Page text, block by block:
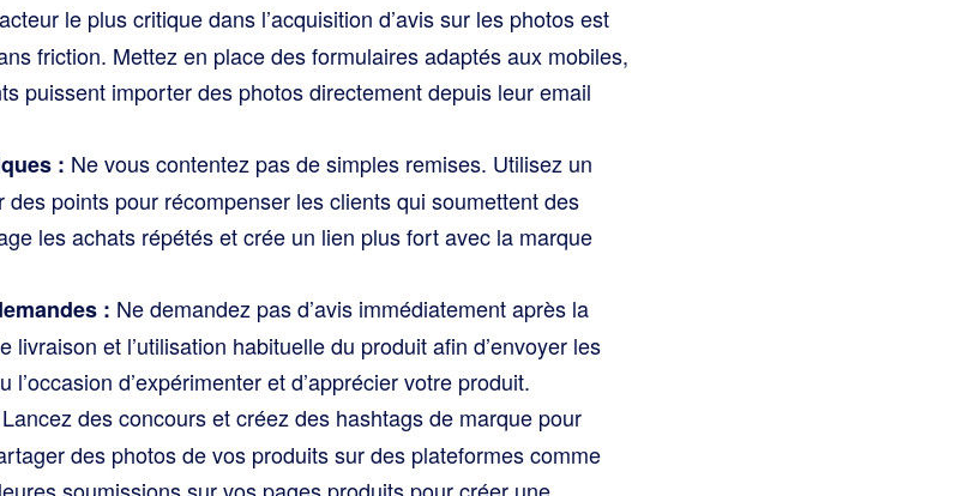
le plus critique dans l’acquisition d’avis sur les photos est
friction. Mettez en place des formulaires adaptés aux mobiles,
puissent importer des photos directement depuis leur email
: Ne vous contentez pas de simples remises. Utilisez un
points pour récompenser les clients qui soumettent des
les achats répétés et crée un lien plus fort avec la marque
: Ne demandez pas d’avis immédiatement après la
livraison et l’utilisation habituelle du produit afin d’envoyer les
d’expérimenter et d’apprécier votre produit.
Lancez des concours et créez des hashtags de marque pour
des photos de vos produits sur des plateformes comme
soumissions sur vos pages produits pour créer une